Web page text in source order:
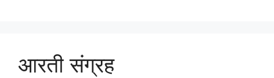
आरती संग्रह